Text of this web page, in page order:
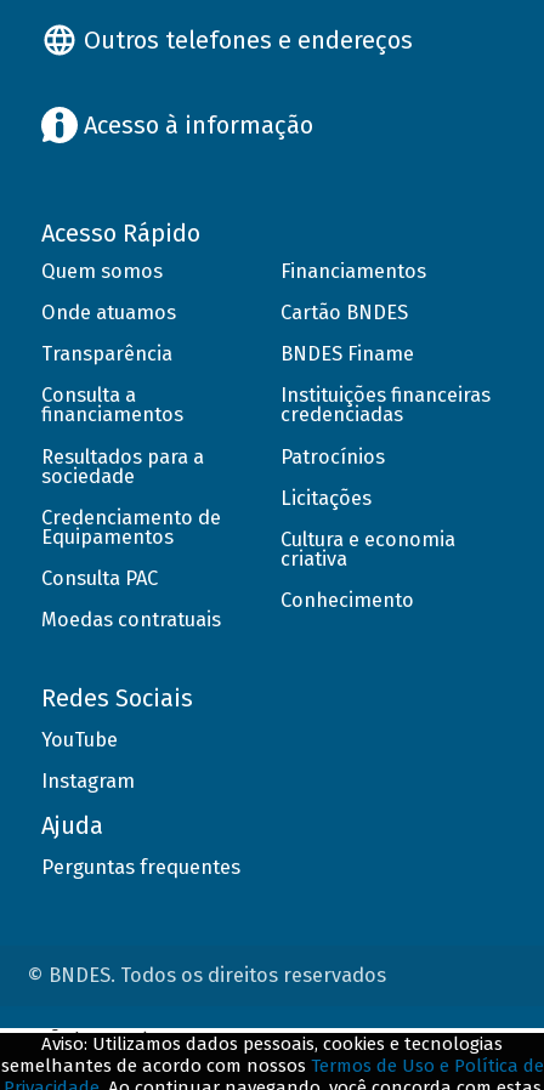
Outros telefones e endereços
Acesso à informação
Acesso Rápido
Quem somos
Onde atuamos
Transparência
Consulta a
financiamentos
Resultados para a
sociedade
Credenciamento de
Equipamentos
Consulta PAC
Moedas contratuais
Financiamentos
Cartão BNDES
BNDES Finame
Instituições financeiras
credenciadas
Patrocínios
Licitações
Cultura e economia
criativa
Conhecimento
Redes Sociais
YouTube
Instagram
Ajuda
Perguntas frequentes
© BNDES. Todos os direitos reservados
Aviso: Utilizamos dados pessoais, cookies e tecnologias
semelhantes de acordo com nossos Termos de Uso e Política de
ConteÃºdo complementar
${title}${badge}